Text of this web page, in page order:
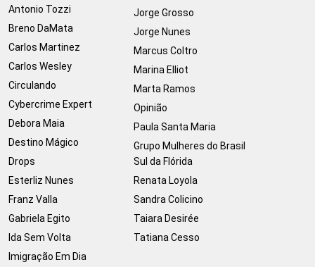
Antonio Tozzi
Breno DaMata
Carlos Martinez
Carlos Wesley
Circulando
Cybercrime Expert
Debora Maia
Destino Mágico
Drops
Esterliz Nunes
Franz Valla
Gabriela Egito
Ida Sem Volta
Imigração Em Dia
Jorge Grosso
Jorge Nunes
Marcus Coltro
Marina Elliot
Marta Ramos
Opinião
Paula Santa Maria
Grupo Mulheres do Brasil
Sul da Flórida
Renata Loyola
Sandra Colicino
Taiara Desirée
Tatiana Cesso